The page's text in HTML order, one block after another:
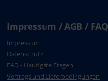
Impressum / AGB / FAQ
Impressum
Datenschutz
FAQ - Häufigste Fragen
Vertrags und Lieferbedingungen